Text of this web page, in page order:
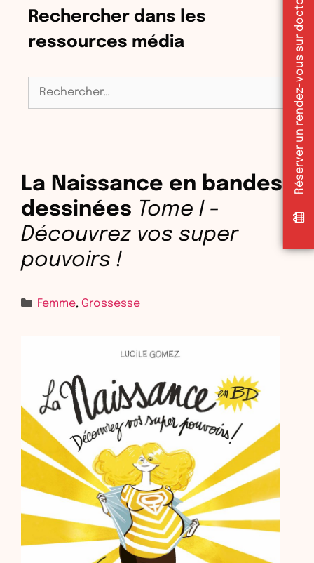
La Naissance en bandes
dessinées Tome I -
Découvrez vos super
pouvoirs !
Femme, Grossesse
Rechercher dans les
ressources média
Rechercher : Réserver un rendez-vous sur doctolib